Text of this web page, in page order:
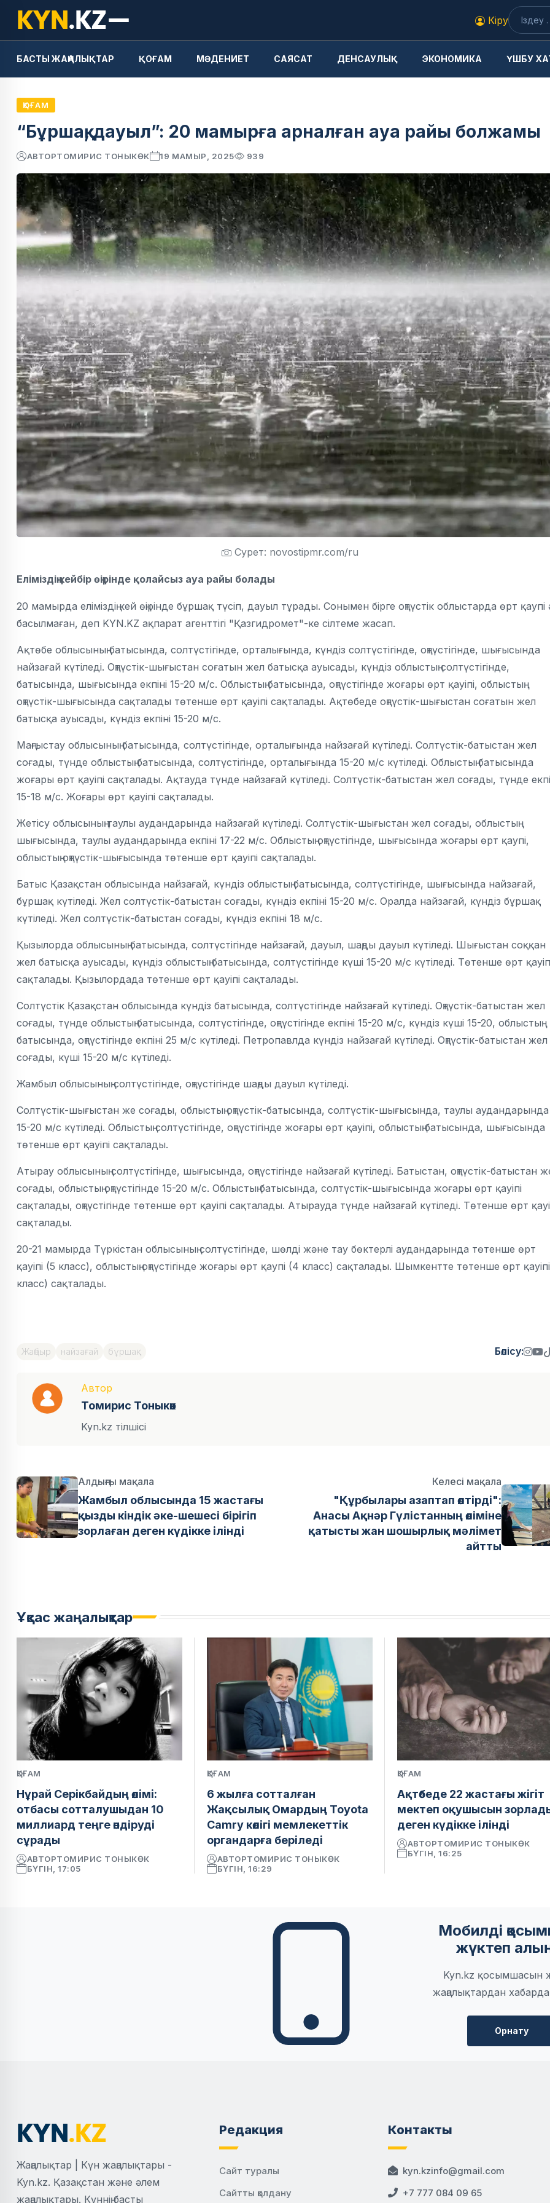
Кіру
БАСТЫ ЖАҢАЛЫҚТАР ҚОҒАМ МӘДЕНИЕТ САЯСАТ ДЕНСАУЛЫҚ ЭКОНОМИКА ҮШБУ
ҚОҒАМ
“Бұршақ, дауыл”: 20 мамырға арналған ауа райы болжамы
АВТОРТОМИРИС ТОНЫКӨК 19 МАМЫР, 2025 939
Сурет: novostipmr.com/ru
Еліміздің кейбір өңірінде қолайсыз ауа райы болады
20 мамырда еліміздің кей өңірінде бұршақ түсіп, дауыл тұрады. Сонымен бірге оңтүстік облыстарда өрт қаупі
басылмаған, деп KYN.KZ ақпарат агенттігі "Қазгидромет"-ке сілтеме жасап.
Ақтөбе облысының батысында, солтүстігінде, орталығында, күндіз солтүстігінде, оңтүстігінде, шығысында
найзағай күтіледі. Оңтүстік-шығыстан соғатын жел батысқа ауысады, күндіз облыстың солтүстігінде,
батысында, шығысында екпіні 15-20 м/с. Облыстың батысында, оңтүстігінде жоғары өрт қауіпі, облыстың
оңтүстік-шығысында сақталады төтенше өрт қауіпі сақталады. Ақтөбеде оңтүстік-шығыстан соғатын жел
батысқа ауысады, күндіз екпіні 15-20 м/с.
Маңғыстау облысының батысында, солтүстігінде, орталығында найзағай күтіледі. Солтүстік-батыстан жел
соғады, түнде облыстың батысында, солтүстігінде, орталығында 15-20 м/с күтіледі. Облыстың батысында
жоғары өрт қауіпі сақталады. Ақтауда түнде найзағай күтіледі. Солтүстік-батыстан жел соғады, түнде
15-18 м/с. Жоғары өрт қауіпі сақталады.
Жетісу облысының таулы аудандарында найзағай күтіледі. Солтүстік-шығыстан жел соғады, облыстың
шығысында, таулы аудандарында екпіні 17-22 м/с. Облыстың оңтүстігінде, шығысында жоғары өрт қаупі,
облыстың оңтүстік-шығысында төтенше өрт қауіпі сақталады.
Батыс Қазақстан облысында найзағай, күндіз облыстың батысында, солтүстігінде, шығысында найзағай,
бұршақ күтіледі. Жел солтүстік-батыстан соғады, күндіз екпіні 15-20 м/с. Оралда найзағай, күндіз бұршақ
күтіледі. Жел солтүстік-батыстан соғады, күндіз екпіні 18 м/с.
Қызылорда облысының батысында, солтүстігінде найзағай, дауыл, шаңды дауыл күтіледі. Шығыстан соққан
жел батысқа ауысады, күндіз облыстың батысында, солтүстігінде күші 15-20 м/с күтіледі. Төтенше өрт
сақталады. Қызылордада төтенше өрт қауіпі сақталады.
Солтүстік Қазақстан облысында күндіз батысында, солтүстігінде найзағай күтіледі. Оңтүстік-батыстан жел
соғады, түнде облыстың батысында, солтүстігінде, оңтүстігінде екпіні 15-20 м/с, күндіз күші 15-20, облыстың
батысында, оңтүстігінде екпіні 25 м/с күтіледі. Петропавлда күндіз найзағай күтіледі. Оңтүстік-батыстан жел
соғады, күші 15-20 м/с күтіледі.
Жамбыл облысының солтүстігінде, оңтүстігінде шаңды дауыл күтіледі.
Солтүстік-шығыстан же соғады, облыстың оңтүстік-батысында, солтүстік-шығысында, таулы аудандарында
15-20 м/с күтіледі. Облыстың солтүстігінде, оңтүстігінде жоғары өрт қауіпі, облыстың батысында, шығысында
төтенше өрт қауіпі сақталады.
Атырау облысының солтүстігінде, шығысында, оңтүстігінде найзағай күтіледі. Батыстан, оңтүстік-батыстан
соғады, облыстың оңтүстігінде 15-20 м/с. Облыстың батысында, солтүстік-шығысында жоғары өрт қауіпі
сақталады, оңтүстігінде төтенше өрт қауіпі сақталады. Атырауда түнде найзағай күтіледі. Төтенше өрт
сақталады.
20-21 мамырда Түркістан облысының солтүстігінде, шөлді және тау бөктерлі аудандарында төтенше өрт
қауіпі (5 класс), облыстың оңтүстігінде жоғары өрт қаупі (4 класс) сақталады. Шымкентте төтенше өрт
класс) сақталады.
Жаңбыр найзағай бұршақ Бөлісу:
Автор
Томирис Тоныкөк
Kyn.kz тілшісі
Алдыңғы мақала
Жамбыл облысында 15 жастағы
қызды кіндік әке-шешесі бірігіп
зорлаған деген күдікке ілінді
Келесі мақала
"Құрбылары азаптап өлтірді":
Анасы Ақнәр Гүлістанның өліміне
қатысты жан шошырлық мәлімет
айтты
Ұқсас жаңалықтар
ҚОҒАМ
Нұрай Серікбайдың өлімі:
отбасы сотталушыдан 10
миллиард теңге өндіруді
сұрады
АВТОРТОМИРИС ТОНЫКӨК
БҮГІН, 17:05
ҚОҒАМ
6 жылға сотталған
Жақсылық Омардың Toyota
Camry көлігі мемлекеттік
органдарға беріледі
АВТОРТОМИРИС ТОНЫКӨК
БҮГІН, 16:29
ҚОҒАМ
Ақтөбеде 22 жастағы жігіт
мектеп оқушысын
деген күдікке ілінді
АВТОРТОМИРИС ТОНЫКӨК
БҮГІН, 16:25
Мобилді
жүктеп
Kyn.kz қосымшасын
жаңалықтардан
Орнату
Жаңалықтар | Күн жаңалықтары -
Kyn.kz. Қазақстан және әлем
жаңалықтары. Күннің басты
Редакция
Сайт туралы
Сайтты қолдану
Контакты
kyn.kzinfo@gmail.com
+7 777 084 09 65